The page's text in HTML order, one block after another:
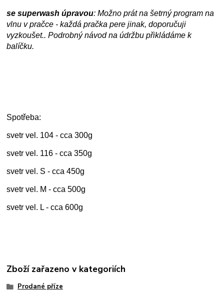
se superwash úpravou: Možno prát na šetrný program na
vlnu v pračce - každá pračka pere jinak, doporučuji
vyzkoušet.. Podrobný návod na údržbu přikládáme k
balíčku.
Spotřeba:
svetr vel. 104 - cca 300g
svetr vel. 116 - cca 350g
svetr vel. S - cca 450g
svetr vel. M - cca 500g
svetr vel. L - cca 600g
Zboží zařazeno v kategoriích
Prodané příze